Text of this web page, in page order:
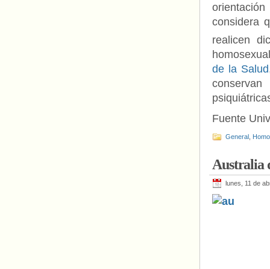
considera
realicen
de la Salud
Fuente
General
Australia
lunes, 11 de